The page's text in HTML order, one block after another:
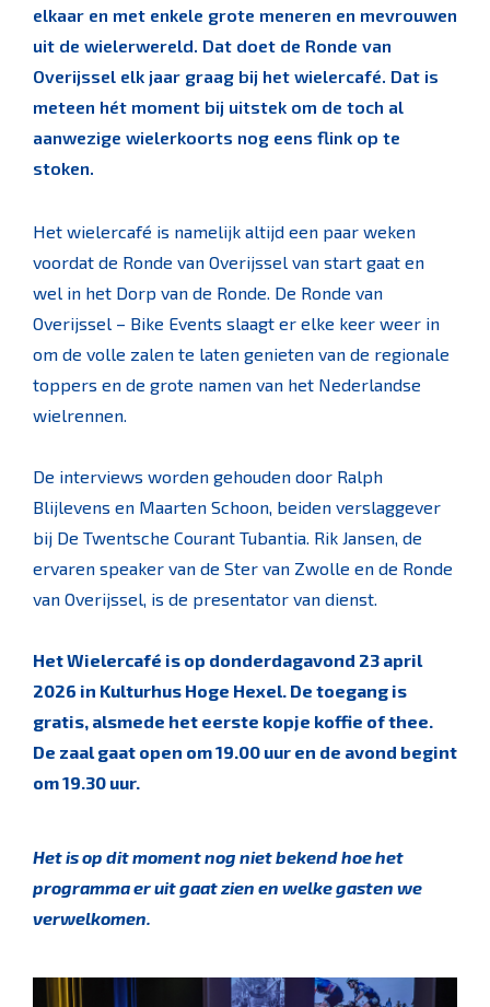
elkaar en met enkele grote meneren en mevrouwen
uit de wielerwereld. Dat doet de Ronde van
Overijssel elk jaar graag bij het wielercafé. Dat is
meteen hét moment bij uitstek om de toch al
aanwezige wielerkoorts nog eens flink op te
stoken.
Het wielercafé is namelijk altijd een paar weken
voordat de Ronde van Overijssel van start gaat en
wel in het Dorp van de Ronde. De Ronde van
Overijssel – Bike Events slaagt er elke keer weer in
om de volle zalen te laten genieten van de regionale
toppers en de grote namen van het Nederlandse
wielrennen.
De interviews worden gehouden door Ralph
Blijlevens en Maarten Schoon, beiden verslaggever
bij De Twentsche Courant Tubantia. Rik Jansen, de
ervaren speaker van de Ster van Zwolle en de Ronde
van Overijssel, is de presentator van dienst.
Het Wielercafé is op donderdagavond 23 april
2026 in Kulturhus Hoge Hexel. De toegang is
gratis, alsmede het eerste kopje koffie of thee.
De zaal gaat open om 19.00 uur en de avond begint
om 19.30 uur.
Het is op dit moment nog niet bekend hoe het
programma er uit gaat zien en welke gasten we
verwelkomen.